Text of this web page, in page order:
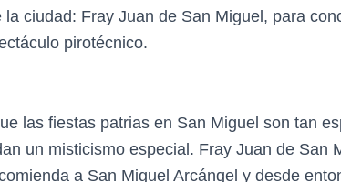
ciudad: Fray Juan de San Miguel, para
pirotécnico.
las fiestas patrias en San Miguel son tan
un misticismo especial. Fray Juan de San
a San Miguel Arcángel y desde